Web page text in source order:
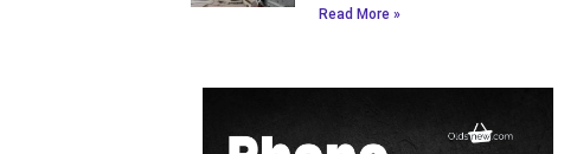
Read More »